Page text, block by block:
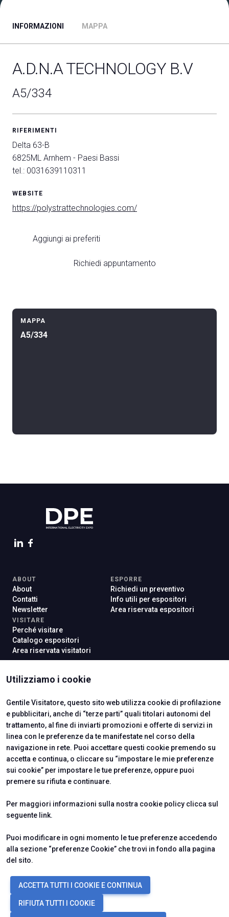
ESPONI A DPE
Richiedi un preventivo
AREA RISERVATA VISITATORI
person
INFORMAZIONI MAPPA
A.D.N.A TECHNOLOGY B.V
A5/334
RIFERIMENTI
Delta 63-B
6825ML Arnhem - Paesi Bassi
tel.: 0031639110311
WEBSITE
https://polystrattechnologies.com/
Aggiungi ai preferiti
Richiedi appuntamento
MAPPA
A5/334
Utilizziamo i cookie
Gentile Visitatore, questo sito web utilizza cookie di profilazione
e pubblicitari, anche di “terze parti” quali titolari autonomi del
trattamento, al fine di inviarti promozioni e offerte di servizi in
linea con le preferenze da te manifestate nel corso della
navigazione in rete. Puoi accettare questi cookie premendo su
accetta e continua, o cliccare su “impostare le mie preferenze
sui cookie” per impostare le tue preferenze, oppure puoi
premere su rifiuta e continuare.
Per maggiori informazioni sulla nostra cookie policy clicca sul
seguente link.
Puoi modificare in ogni momento le tue preferenze accedendo
alla sezione “preferenze Cookie” che trovi in fondo alla pagina
del sito.
ACCETTA TUTTI I COOKIE E CONTINUA
RIFIUTA TUTTI I COOKIE
ABOUT
About
Contatti
Newsletter
ESPORRE
Richiedi un preventivo
Info utili per espositori
Area riservata espositori
VISITARE
Perché visitare
Catalogo espositori
Area riservata visitatori
© 2026ITALIAN EXHIBITION GROUP SpA - Via Emilia 155, 47921 Rimini
(Italy) - Registro Imprese Rimini e C.F./P.I. 00139440408 - Cap. Soc.
52.214.897 i.v. -Copyright & disclaimer